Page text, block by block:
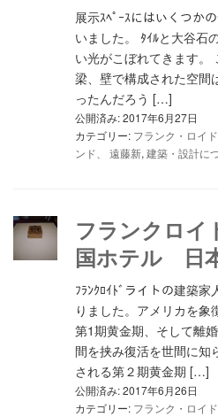
展示ｽﾍﾟｰｽにはいくつか
いました。 ﾀｲﾙと大谷石
い光がこぼれてきます。
梁、壁で構成された空間
ったんだろう […]
公開済み: 2017年6月27日
カテゴリー: フランク・ロイ
ンド、 遠藤新, 建築・設計に
フランクロイ
国ホテル 日
ﾌﾗﾝｸﾛｲﾄﾞライトの建築
りました。アメリカを象
第1期黄金期、そして離
間を挟み復活を世間に知
される第２期黄金期 […]
公開済み: 2017年6月26日
カテゴリー: フランク・ロイ